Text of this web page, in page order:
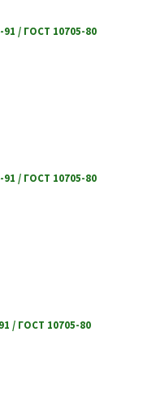
/ ГОСТ 10705-80
/ ГОСТ 10705-80
/ ГОСТ 10705-80